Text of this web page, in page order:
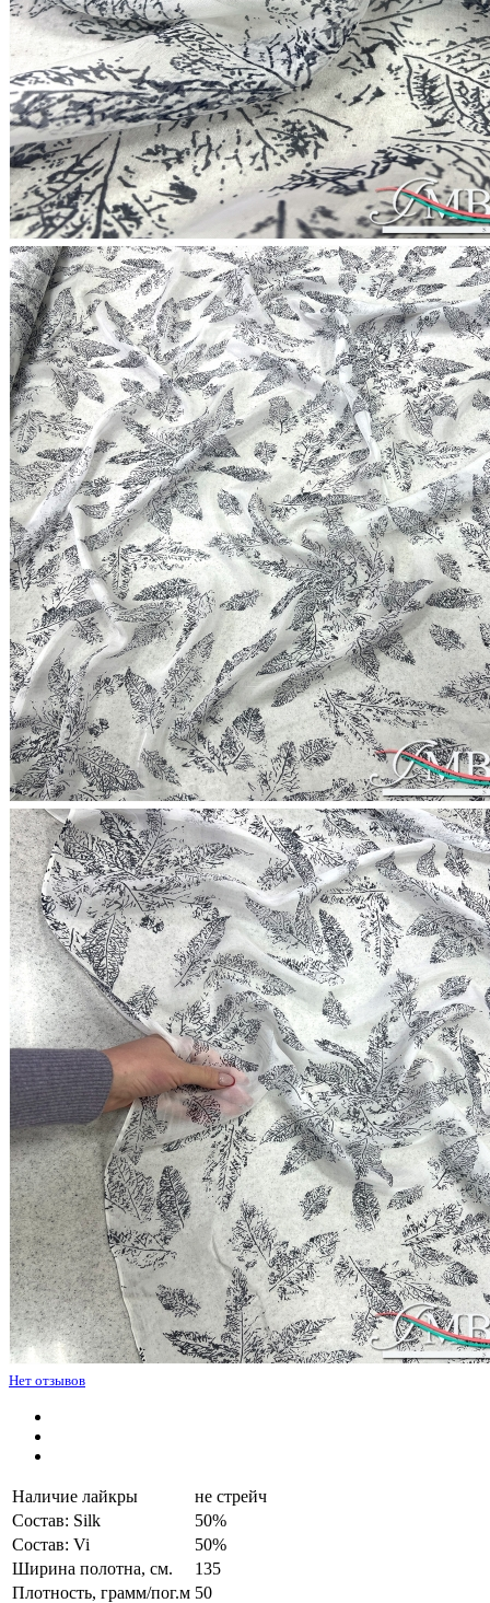
Нет отзывов
Наличие лайкры
не стрейч
Состав: Silk
50%
Состав: Vi
50%
Ширина полотна, см.
135
Плотность, грамм/пог.м 50